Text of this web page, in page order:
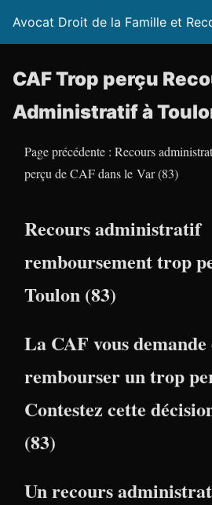
Avocat Droit de la Famille et
CAF Trop perçu
Administratif à
Page précédente : Recours
perçu de CAF dans le Var (83)
Recours administratif
remboursement trop
Toulon (83)
La CAF vous demande
rembourser un trop
Contestez cette
(83)
Un recours